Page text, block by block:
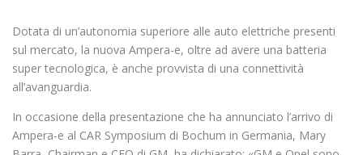
Dotata di un’autonomia superiore alle auto elettriche presenti
sul mercato, la nuova Ampera-e, oltre ad avere una batteria
super tecnologica, è anche provvista di una connettività
all’avanguardia.
In occasione della presentazione che ha annunciato l’arrivo di
Ampera-e al CAR Symposium di Bochum in Germania, Mary